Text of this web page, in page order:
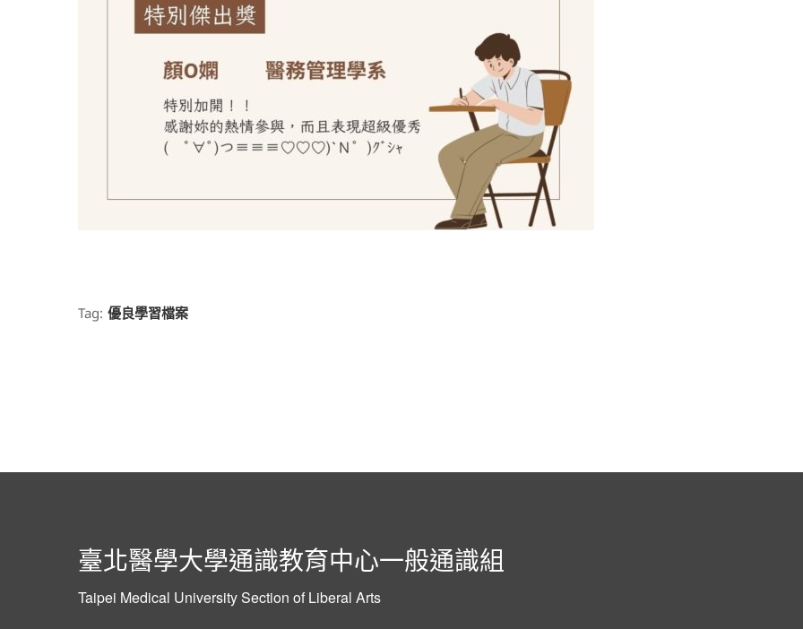
Tag: 優良學習檔案
臺北醫學大學通識教育中心一般通識組
Taipei Medical University Section of Liberal Arts